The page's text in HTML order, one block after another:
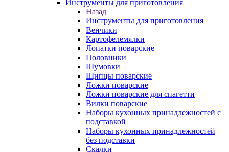
Инструменты для приготовления
Назад
Инструменты для приготовления
Венчики
Картофелемялки
Лопатки поварские
Половники
Шумовки
Щипцы поварские
Ложки поварские
Ложки поварские для спагетти
Вилки поварские
Наборы кухонных принадлежностей с
подставкой
Наборы кухонных принадлежностей
без подставки
Скалки